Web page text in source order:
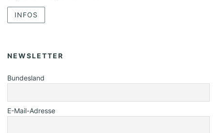
INFOS
NEWSLETTER
Bundesland
E-Mail-Adresse